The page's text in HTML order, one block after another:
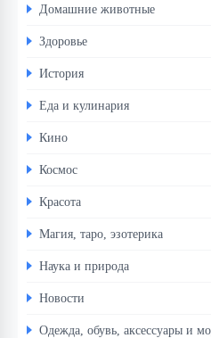
Домашние животные
Здоровье
История
Еда и кулинария
Кино
Космос
Красота
Магия, таро, эзотерика
Наука и природа
Новости
Одежда, обувь, аксессуары и